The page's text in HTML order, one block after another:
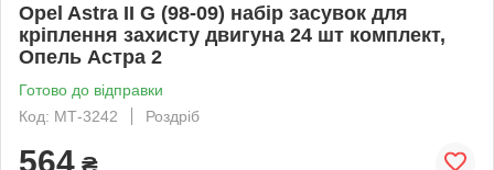
Opel Astra II G (98-09) набір засувок для
кріплення захисту двигуна 24 шт комплект,
Опель Астра 2
Готово до відправки
Код: МТ-3242
Роздріб
564